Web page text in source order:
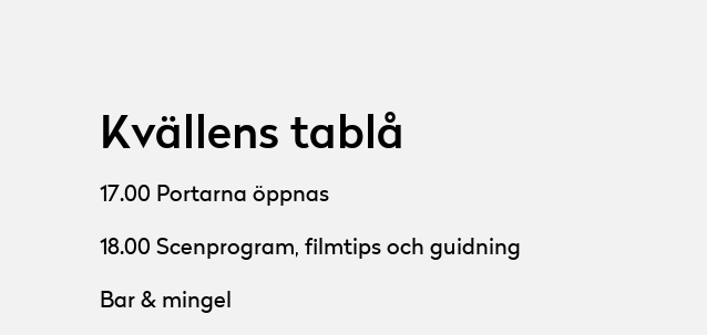
Kvällens tablå
17.00 Portarna öppnas
18.00 Scenprogram, filmtips och guidning
Bar & mingel